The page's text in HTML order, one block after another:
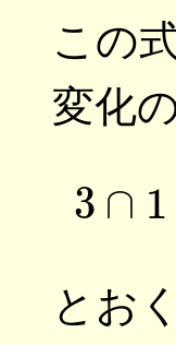
この
変化
とお